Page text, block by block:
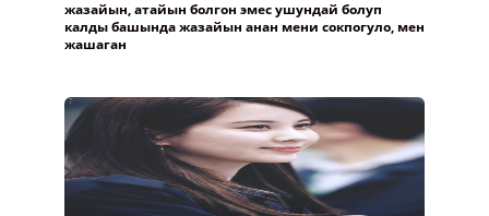
жазайын, атайын болгон эмес ушундай болуп
калды башында жазайын анан мени сокпогуло, мен
жашаган